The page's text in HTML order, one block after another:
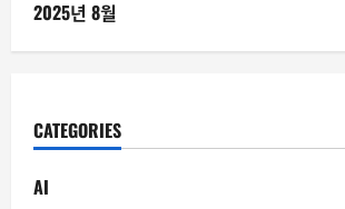
2025년 8월
CATEGORIES
AI